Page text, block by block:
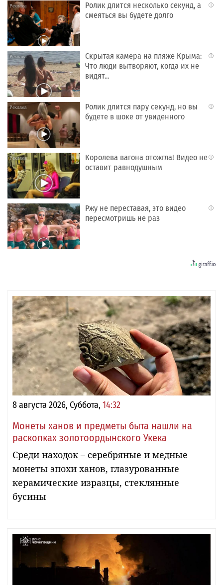
i
Ролик длится несколько секунд, а
смеяться вы будете долго
i
Скрытая камера на пляже Крыма:
Что люди вытворяют, когда их не
видят...
i
Ролик длится пару секунд, но вы
будете в шоке от увиденного
i
Королева вагона отожгла! Видео не
оставит равнодушным
i
Ржу не переставая, это видео
пересмотришь не раз
8 августа 2026, Суббота, 14:32
Монеты ханов и предметы быта нашли на
раскопках золотоордынского Укека
Среди находок – серебряные и медные
монеты эпохи ханов, глазурованные
керамические изразцы, стеклянные
бусины